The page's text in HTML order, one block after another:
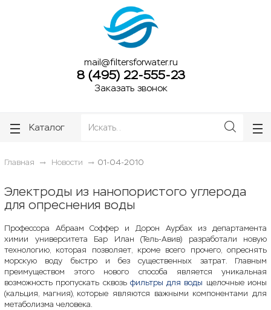
mail@filtersforwater.ru
8 (495) 22-555-23
Заказать звонок
Каталог
Главная Новости 01-04-2010
Электроды из нанопористого углерода
для опреснения воды
Профессора Абраам Соффер и Дорон Аурбах из департамента
химии университета Бар Илан (Тель-Авив) разработали новую
технологию, которая позволяет, кроме всего прочего, опреснять
морскую воду быстро и без существенных затрат. Главным
преимуществом этого нового способа является уникальная
возможность пропускать сквозь фильтры для воды щелочные ионы
(кальция, магния), которые являются важными компонентами для
метаболизма человека.